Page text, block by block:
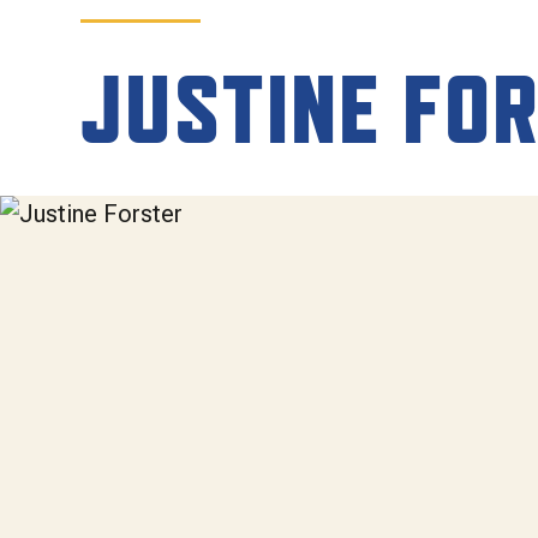
SPONSOREN
KONTAKT
JUSTINE